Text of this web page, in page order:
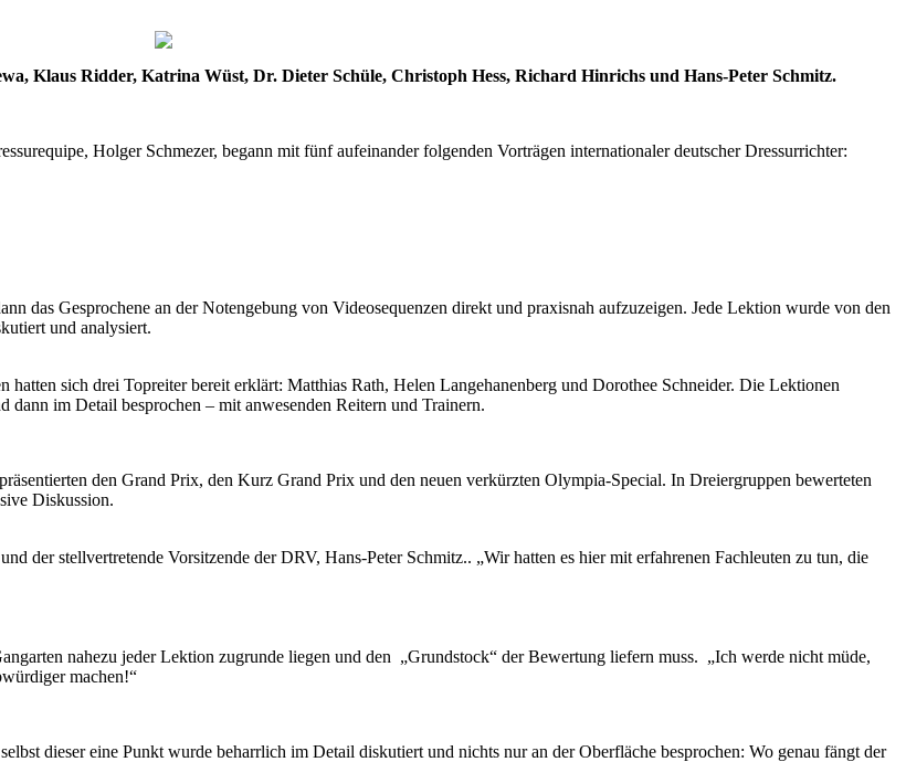
Klaus Ridder, Katrina Wüst, Dr. Dieter Schüle, Christoph Hess, Richard Hinrichs und Hans-Peter Schmitz.
Holger Schmezer, begann mit fünf aufeinander folgenden Vorträgen internationaler deutscher Dressurrichter:
das Gesprochene an der Notengebung von Videosequenzen direkt und praxisnah aufzuzeigen. Jede Lektion wurde von den
und analysiert.
sich drei Topreiter bereit erklärt: Matthias Rath, Helen Langehanenberg und Dorothee Schneider. Die Lektionen
im Detail besprochen – mit anwesenden Reitern und Trainern.
den Grand Prix, den Kurz Grand Prix und den neuen verkürzten Olympia-Special. In Dreiergruppen bewerteten
Diskussion.
der stellvertretende Vorsitzende der DRV, Hans-Peter Schmitz.. „Wir hatten es hier mit erfahrenen Fachleuten zu tun, die
nahezu jeder Lektion zugrunde liegen und den „Grundstock“ der Bewertung liefern muss. „Ich werde nicht müde,
machen!“
dieser eine Punkt wurde beharrlich im Detail diskutiert und nichts nur an der Oberfläche besprochen: Wo genau fängt der